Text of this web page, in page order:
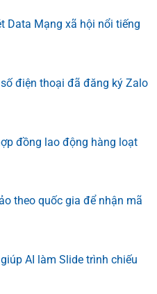
Data Mạng xã hội nổi tiếng
điện thoại đã đăng ký Zalo
đồng lao động hàng loạt
theo quốc gia để nhận mã
AI làm Slide trình chiếu